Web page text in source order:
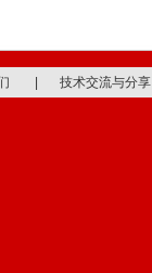
技术交流与分享